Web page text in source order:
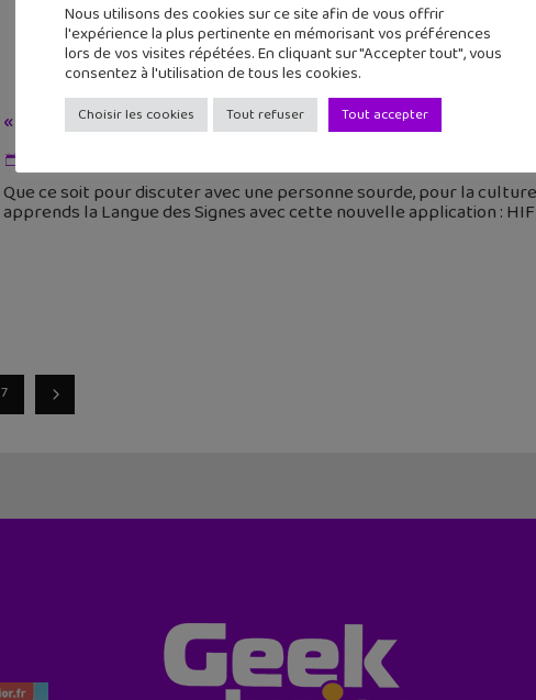
« HIFIVE! », une application pour découvrir et apprendre la
Que ce soit pour discuter avec une personne sourde, pour la
apprends la Langue des Signes avec cette nouvelle application :
7
Nous utilisons des cookies sur ce site afin de vous offrir
l'expérience la plus pertinente en mémorisant vos préférences
lors de vos visites répétées. En cliquant sur "Accepter tout", vous
consentez à l'utilisation de tous les cookies.
Choisir les cookies Tout refuser Tout accepter